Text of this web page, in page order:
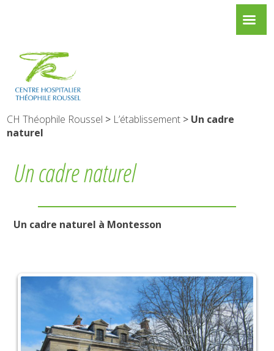
CH Théophile Roussel > L’établissement > Un cadre
naturel
Un cadre naturel
Un cadre naturel à Montesson